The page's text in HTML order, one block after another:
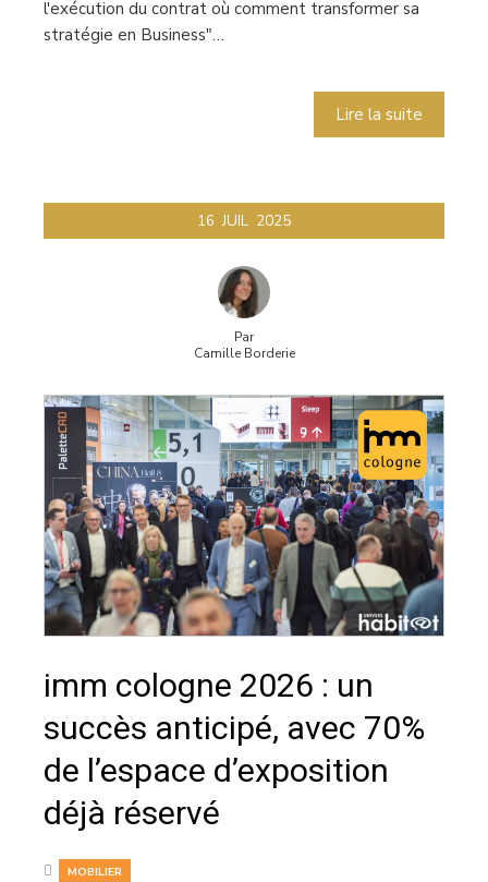
l'exécution du contrat où comment transformer sa
stratégie en Business"…
Lire la suite
16 JUIL 2025
Par
Camille Borderie
imm cologne 2026 : un
succès anticipé, avec 70%
de l’espace d’exposition
déjà réservé
MOBILIER